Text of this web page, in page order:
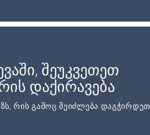
შეუკვეთეთ
დაქირავება
რის გამოც შეიძლება დაგჭირდეთ